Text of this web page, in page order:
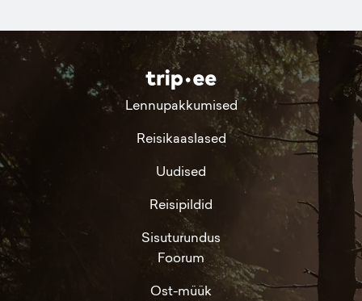
Lennupakkumised
Reisikaaslased
Uudised
Reisipildid
Sisuturundus
Foorum
Ost-müük